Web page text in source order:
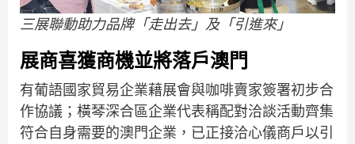
三展聯動助力品牌「走出去」及「引進來」
展商喜獲商機並將落戶澳門
有葡語國家貿易企業藉展會與咖啡賣家簽署初步合
作協議；橫琴深合區企業代表稱配對洽談活動齊集
符合自身需要的澳門企業，已正接洽心儀商戶以引